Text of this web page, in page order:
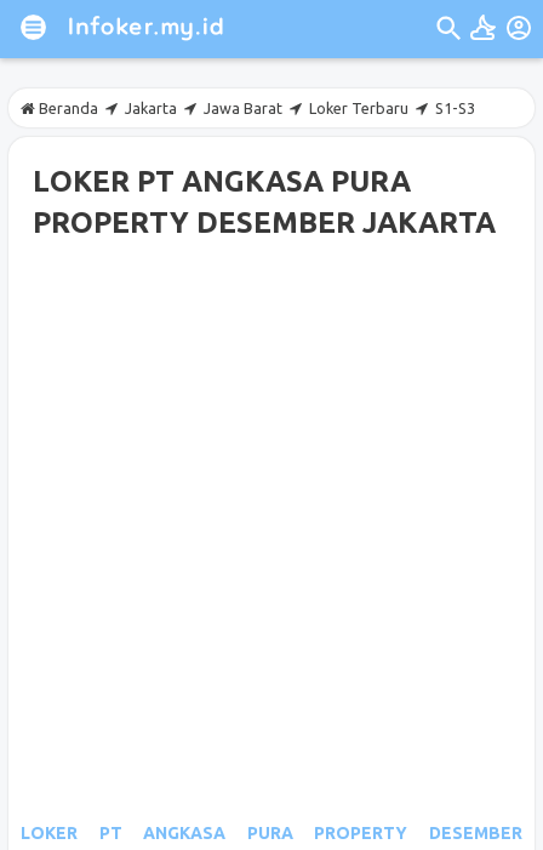
Beranda Jakarta Jawa Barat Loker Terbaru S1-S3
LOKER PT ANGKASA PURA
PROPERTY DESEMBER JAKARTA
LOKER PT ANGKASA PURA PROPERTY DESEMBER